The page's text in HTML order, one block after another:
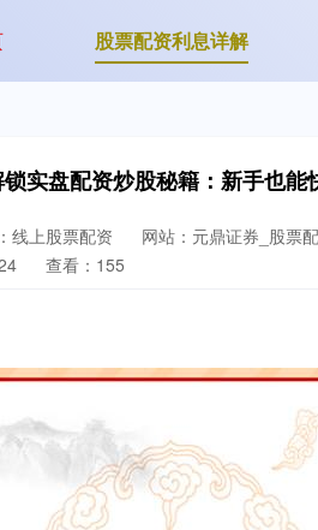
股票配资利息详解
实盘配资炒股秘籍：新手也能
线上股票配资
网站：元鼎证券_股票
查看：155